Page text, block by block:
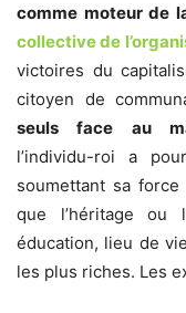
comme moteur de
collective de
victoires du
citoyen de
seuls face au
l’individu-roi a
soumettant sa
que l’héritage ou
éducation, lieu de
les plus riches. Les